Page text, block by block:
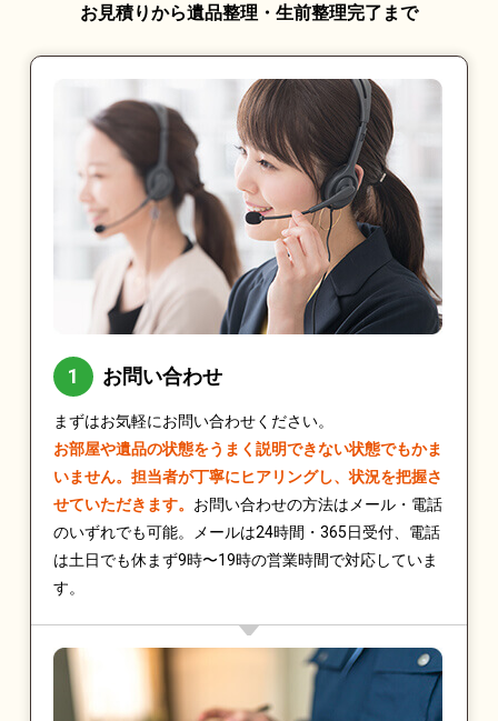
お見積りから遺品整理・生前整理完了まで
お問い合わせ
まずはお気軽にお問い合わせください。
お部屋や遺品の状態をうまく説明できない状態でもかま
いません。担当者が丁寧にヒアリングし、状況を把握さ
せていただきます。 お問い合わせの方法はメール・電話
のいずれでも可能。メールは24時間・365日受付、電話
は土日でも休まず9時〜19時の営業時間で対応していま
す。